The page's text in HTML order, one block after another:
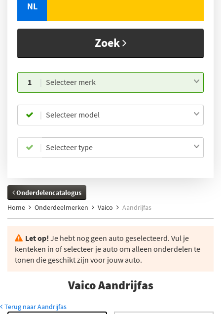
NL
Zoek
1 Selecteer merk
Selecteer model
Selecteer type
Onderdelencatalogus
Home
Onderdeelmerken Vaico Aandrijfas
Let op! Je hebt nog geen auto geselecteerd. Vul je
kenteken in of selecteer je auto om alleen onderdelen te
tonen die geschikt zijn voor jouw auto.
Vaico Aandrijfas
Terug naar Aandrijfas